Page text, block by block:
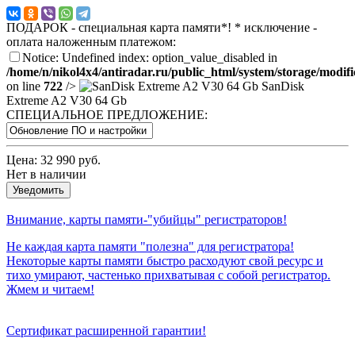
ПОДАРОК - специальная карта памяти*! * исключение -
оплата наложенным платежом:
Notice: Undefined index: option_value_disabled in
/home/n/nikol4x4/antiradar.ru/public_html/system/storage/
on line 722 />
SanDisk
Extreme A2 V30 64 Gb
СПЕЦИАЛЬНОЕ ПРЕДЛОЖЕНИЕ:
Цена: 32 990 руб.
Нет в наличии
Уведомить
Внимание, карты памяти-"убийцы" регистраторов!
Не каждая карта памяти "полезна" для регистратора!
Некоторые карты памяти быстро расходуют свой ресурс и
тихо умирают, частенько прихватывая с собой регистратор.
Жмем и читаем!
Сертификат расширенной гарантии!